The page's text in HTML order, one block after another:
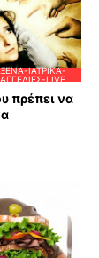
ΙΑΤΡΙΚΆ-
LIVE
πρέπει να